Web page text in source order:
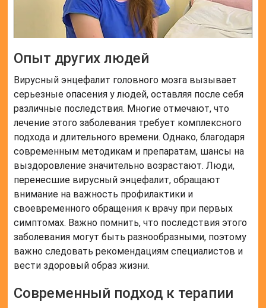
Опыт других людей
Вирусный энцефалит головного мозга вызывает
серьезные опасения у людей, оставляя после себя
различные последствия. Многие отмечают, что
лечение этого заболевания требует комплексного
подхода и длительного времени. Однако, благодаря
современным методикам и препаратам, шансы на
выздоровление значительно возрастают. Люди,
перенесшие вирусный энцефалит, обращают
внимание на важность профилактики и
своевременного обращения к врачу при первых
симптомах. Важно помнить, что последствия этого
заболевания могут быть разнообразными, поэтому
важно следовать рекомендациям специалистов и
вести здоровый образ жизни.
Современный подход к терапии